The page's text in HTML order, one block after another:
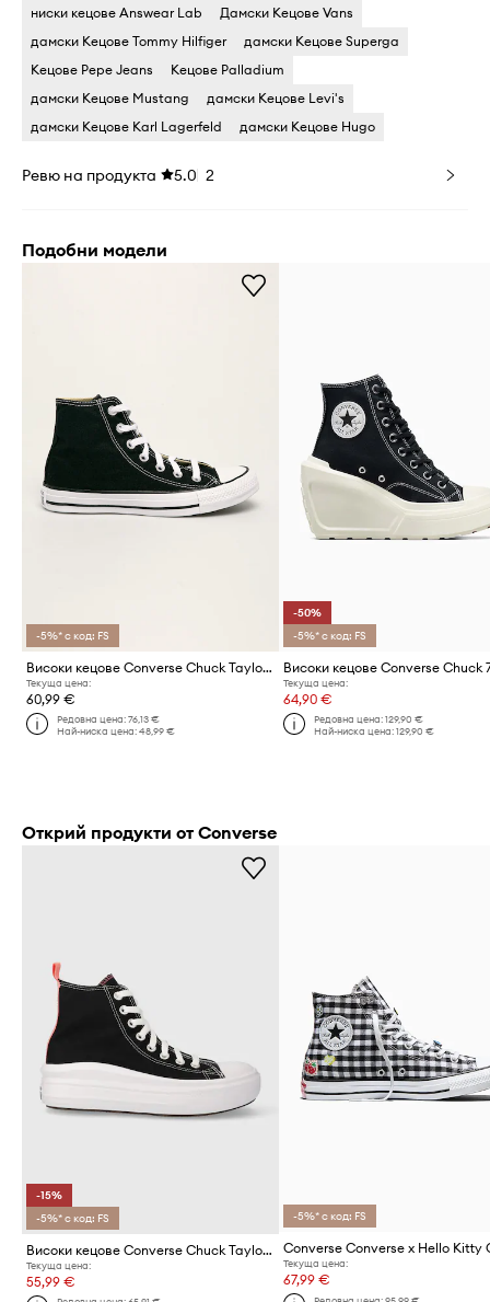
ниски кецове Answear Lab
Дамски Кецове Vans
дамски Кецове Tommy Hilfiger
дамски Кецове Superga
Кецове Pepe Jeans
Кецове Palladium
дамски Кецове Mustang
дамски Кецове Levi's
дамски Кецове Karl Lagerfeld
дамски Кецове Hugo
Ревю на продукта 5.0 2
Подобни модели
-5%* с код: FS
Високи кецове Converse Chuck Taylor All Star
Текуща цена:
60,99 €
Редовна цена:76,13 €
Най-ниска цена:48,99 €
-50%
-5%* с код: FS
Текуща цена:
64,90 €
Редовна цена: 129,90 €
Най-ниска цена: 129,90 €
Открий продукти от Converse
-15%
-5%* с код: FS
Високи кецове Converse Chuck Taylor All Star Move
Текуща цена:
55,99 €
-5%* с код: FS
Текуща цена:
67,99 €